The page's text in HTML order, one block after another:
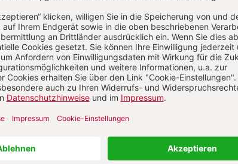
1 Heft + 1 Heft digital 0,00 €
danach76,40 € für 10 Ausgaben pro Jahr +
Digitalzugang
inkl. MwSt., zzgl. 13,50 € Versand (D)
IM ABO IM DIGITAL-ABO
Abo testen